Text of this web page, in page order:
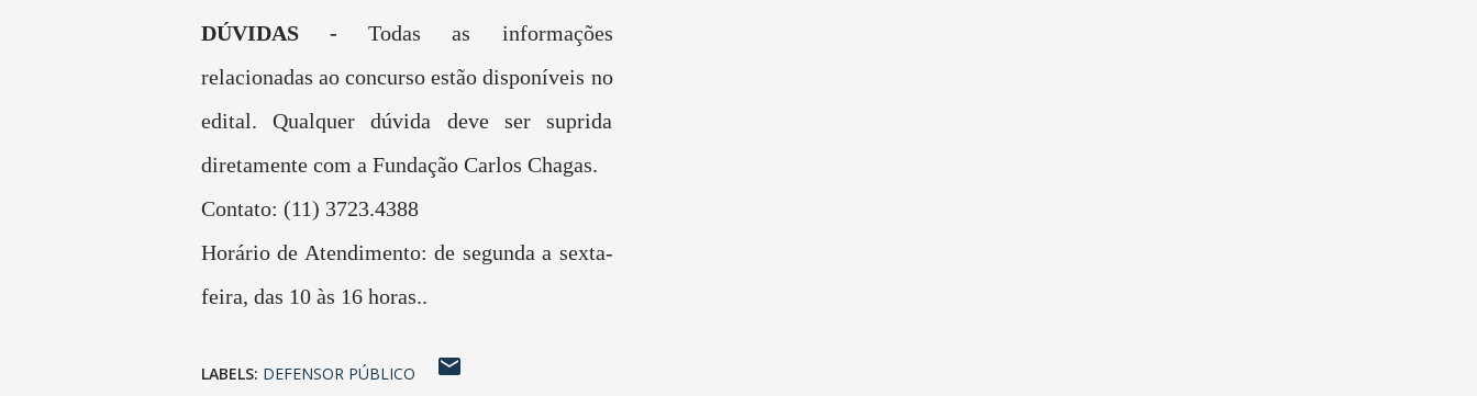
DÚVIDAS - Todas as informações
relacionadas ao concurso estão disponíveis no
edital. Qualquer dúvida deve ser suprida
diretamente com a Fundação Carlos Chagas.
Contato: (11) 3723.4388
Horário de Atendimento: de segunda a sexta-
feira, das 10 às 16 horas..
LABELS: DEFENSOR PÚBLICO